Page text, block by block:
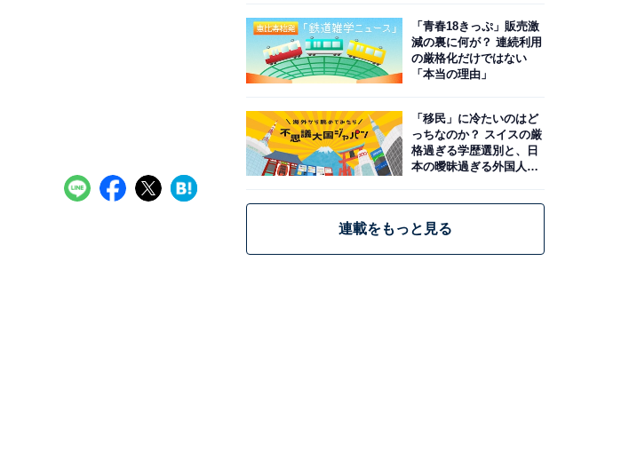
「青春18きっぷ」販売激
減の裏に何が？ 連続利用
の厳格化だけではない
「本当の理由」
「移民」に冷たいのはど
っちなのか？ スイスの厳
格過ぎる学歴選別と、日
本の曖昧過ぎる外国人政
連載をもっと見る